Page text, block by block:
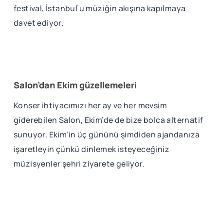
festival, İstanbul’u müziğin akışına kapılmaya
davet ediyor.
Salon’dan Ekim güzellemeleri
Konser ihtiyacımızı her ay ve her mevsim
giderebilen Salon, Ekim’de de bize bolca alternatif
sunuyor. Ekim’in üç gününü şimdiden ajandanıza
işaretleyin çünkü dinlemek isteyeceğiniz
müzisyenler şehri ziyarete geliyor.